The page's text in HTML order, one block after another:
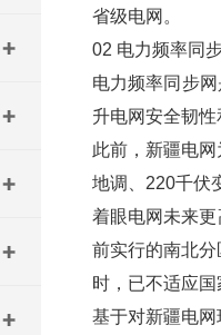
省级电网。
02 电力频率同
电力频率同步
升电网安全韧
此前，新疆电
地调、220千伏
着眼电网未来
前实行的南北
时，已不适应
基于对新疆电